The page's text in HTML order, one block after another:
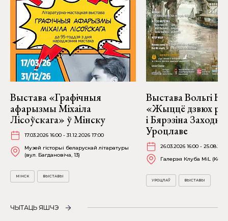
Выстава «Графічныя
афарызмы Міхаіла
Лісоўскага» ў Мінску
17.03.2026 16:00 - 31.12.2026 17:00
Музей гісторыі беларускай літаратуры
(вул. Багдановіча, 13)
МІНСК ВЫСТАВЫ
Выстава Вольгі
«Жыццё дзвюх
і Бярэзіна
Уроцлаве
26.03.2026 16:00 -
Галерэя Клуба MiL
УРОЦЛАЎ ВЫСТАВЫ
ЧЫТАЦЬ ЯШЧЭ